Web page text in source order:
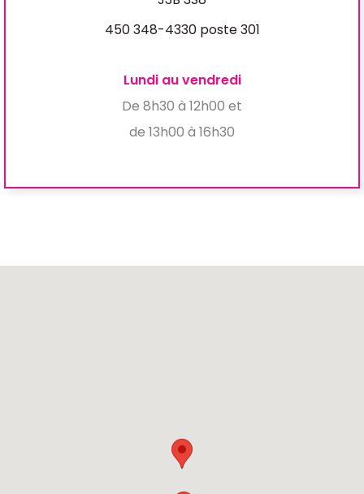
450 348-4330 poste 301
Lundi au vendredi
De 8h30 à 12h00 et
de 13h00 à 16h30